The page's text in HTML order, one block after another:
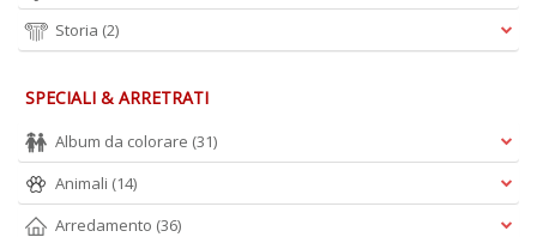
Storia (2)
SPECIALI & ARRETRATI
Album da colorare (31)
Animali (14)
Arredamento (36)